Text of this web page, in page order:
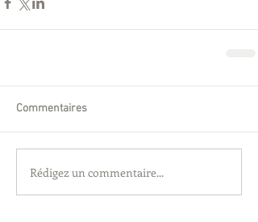
Commentaires
Rédigez un commentaire...